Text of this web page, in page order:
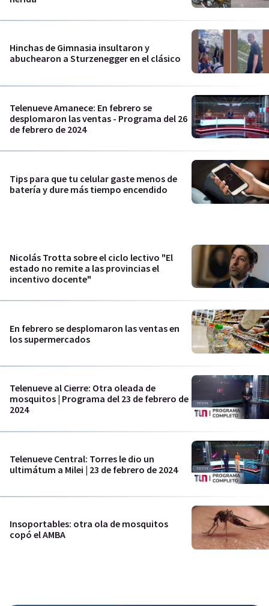
Hinchas de Gimnasia insultaron y
abuchearon a Sturzenegger en el clásico
Telenueve Amanece: En febrero se
desplomaron las ventas - Programa del 26
de febrero de 2024
Tips para que tu celular gaste menos de
batería y dure más tiempo encendido
Nicolás Trotta sobre el ciclo lectivo "El
estado no remite a las provincias el
incentivo docente"
En febrero se desplomaron las ventas en
los supermercados
Telenueve al Cierre: Otra oleada de
mosquitos | Programa del 23 de febrero de
2024
Telenueve Central: Torres le dio un
ultimátum a Milei | 23 de febrero de 2024
Insoportables: otra ola de mosquitos
copó el AMBA